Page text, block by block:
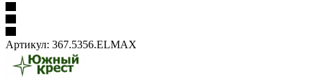
Артикул: 367.5356.ELMAX